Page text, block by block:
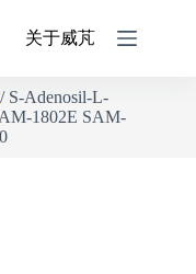
关于威芃
S-Adenosil-L-
1802E SAM-